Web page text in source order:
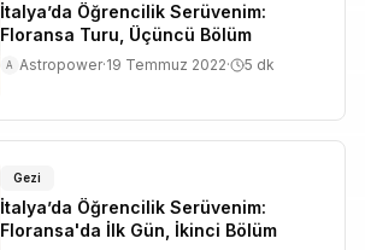
İtalya’da Öğrencilik Serüvenim:
Floransa Turu, Üçüncü Bölüm
A Astropower·19 Temmuz 2022· 5 dk
Gezi
İtalya’da Öğrencilik Serüvenim:
Floransa'da İlk Gün, İkinci Bölüm